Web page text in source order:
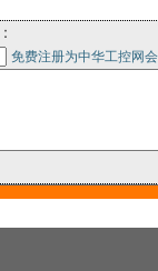
免费注册为中华工控网